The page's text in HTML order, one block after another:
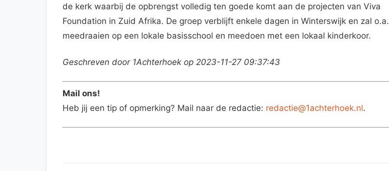
de kerk waarbij de opbrengst volledig ten goede komt aan de projecten van Viva
Foundation in Zuid Afrika. De groep verblijft enkele dagen in Winterswijk en zal o.a.
meedraaien op een lokale basisschool en meedoen met een lokaal kinderkoor.
Geschreven door 1Achterhoek op 2023-11-27 09:37:43
Mail ons!
Heb jij een tip of opmerking? Mail naar de redactie: redactie@1achterhoek.nl.